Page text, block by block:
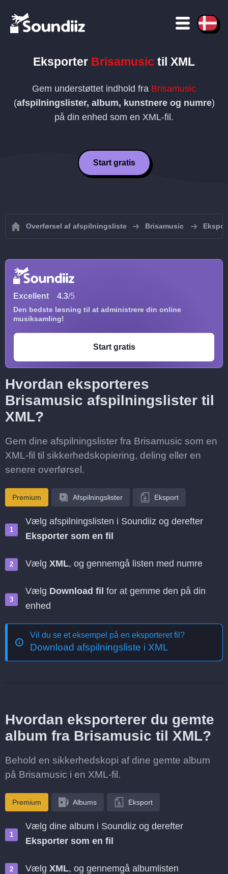
Eksporter Brisamusic til XML
Gem understøttet indhold fra Brisamusic
(afspilningslister, album, kunstnere og numre)
på din enhed som en XML-fil.
Start gratis
Overførsel af afspilningsliste Brisamusic
Excellent 4.3/5
Den bedste løsning til at administrere din online
musiksamling!
Start gratis
Hvordan eksporteres
Brisamusic afspilningslister til
XML?
Gem dine afspilningslister fra Brisamusic som en
XML-fil til sikkerhedskopiering, deling eller en
senere overførsel.
Premium Afspilningslister Eksport
Vælg afspilningslisten i Soundiiz og derefter
Eksporter som en fil
Vælg XML, og gennemgå listen med numre
Vælg Download fil for at gemme den på din
enhed
Vil du se et eksempel på en eksporteret fil?
Download afspilningsliste i XML
Hvordan eksporterer du gemte
album fra Brisamusic til XML?
Behold en sikkerhedskopi af dine gemte album
på Brisamusic i en XML-fil.
Premium Albums Eksport
Vælg dine album i Soundiiz og derefter
Eksporter som en fil
Vælg XML, og gennemgå albumlisten